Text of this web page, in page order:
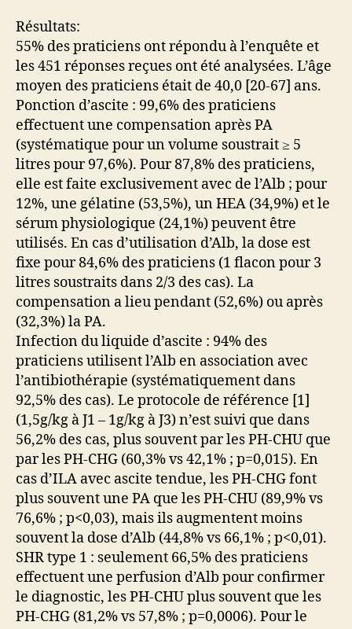
Résultats:
55% des praticiens ont répondu à l’enquête et
les 451 réponses reçues ont été analysées. L’âge
moyen des praticiens était de 40,0 [20-67] ans.
Ponction d’ascite : 99,6% des praticiens
effectuent une compensation après PA
(systématique pour un volume soustrait ≥ 5
litres pour 97,6%). Pour 87,8% des praticiens,
elle est faite exclusivement avec de l’Alb ; pour
12%, une gélatine (53,5%), un HEA (34,9%) et le
sérum physiologique (24,1%) peuvent être
utilisés. En cas d’utilisation d’Alb, la dose est
fixe pour 84,6% des praticiens (1 flacon pour 3
litres soustraits dans 2/3 des cas). La
compensation a lieu pendant (52,6%) ou après
(32,3%) la PA.
Infection du liquide d’ascite : 94% des
praticiens utilisent l’Alb en association avec
l’antibiothérapie (systématiquement dans
92,5% des cas). Le protocole de référence [1]
(1,5g/kg à J1 – 1g/kg à J3) n’est suivi que dans
56,2% des cas, plus souvent par les PH-CHU que
par les PH-CHG (60,3% vs 42,1% ; p=0,015). En
cas d’ILA avec ascite tendue, les PH-CHG font
plus souvent une PA que les PH-CHU (89,9% vs
76,6% ; p<0,03), mais ils augmentent moins
souvent la dose d’Alb (44,8% vs 66,1% ; p<0,01).
SHR type 1 : seulement 66,5% des praticiens
effectuent une perfusion d’Alb pour confirmer
le diagnostic, les PH-CHU plus souvent que les
PH-CHG (81,2% vs 57,8% ; p=0,0006). Pour le